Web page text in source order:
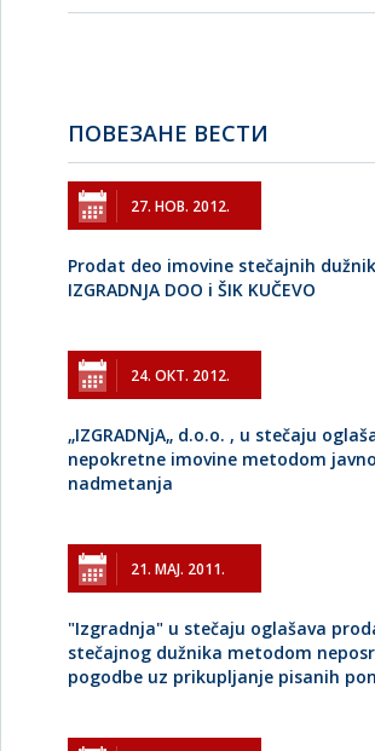
ПОВЕЗАНЕ ВЕСТИ
27. НОВ. 2012.
Prodat deo imovine stečajnih
IZGRADNJA DOO i ŠIK KUČEVO
24. ОКТ. 2012.
„IZGRADNjA„ d.o.o. , u stečaju
nepokretne imovine metodom
nadmetanja
21. МАЈ. 2011.
"Izgradnja" u stečaju oglašava
stečajnog dužnika metodom
pogodbe uz prikupljanje pisanih